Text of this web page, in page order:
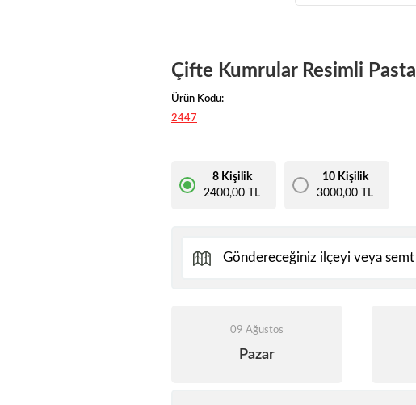
Çifte Kumrular Resimli Pasta
Ürün Kodu:
2447
8 Kişilik
2400,00 TL
10 Kişilik
3000,00 TL
09 Ağustos
Pazar